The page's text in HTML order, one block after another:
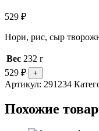
529 ₽
Нори, рис, сыр
Вес 232 г
529 ₽
Артикул: 291234
Похожие